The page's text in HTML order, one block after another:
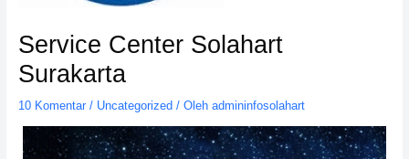
Service Center Solahart
Surakarta
10 Komentar / Uncategorized / Oleh admininfosolahart